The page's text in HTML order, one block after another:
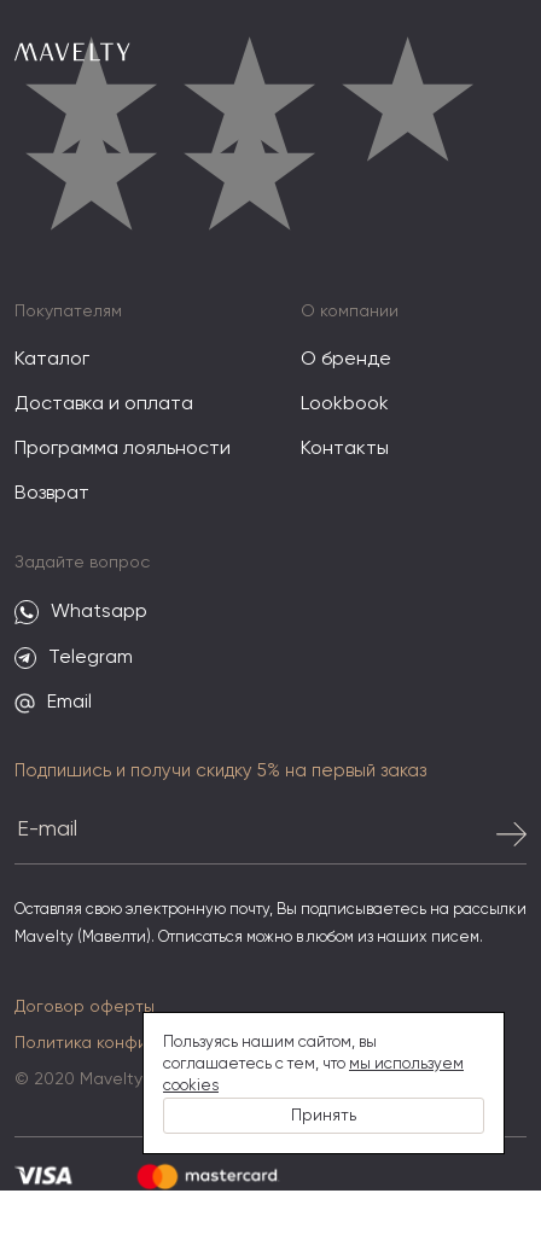
★★★
★★
Подпишись и получи скидку 5% на первый заказ
Оставляя свою электронную почту, Вы подписываетесь на рассылки
Mavelty (Мавелти). Отписаться можно в любом из наших писем.
Покупателям
Каталог
Доставка и оплата
Программа лояльности
Возврат
О компании
О бренде
Lookbook
Контакты
Задайте вопрос
Whatsapp
Telegram
Email
Договор оферты
Политика конфиденциальности
© 2020 Mavelty
Пользуясь нашим сайтом, вы
соглашаетесь с тем, что мы используем
cookies
Принять